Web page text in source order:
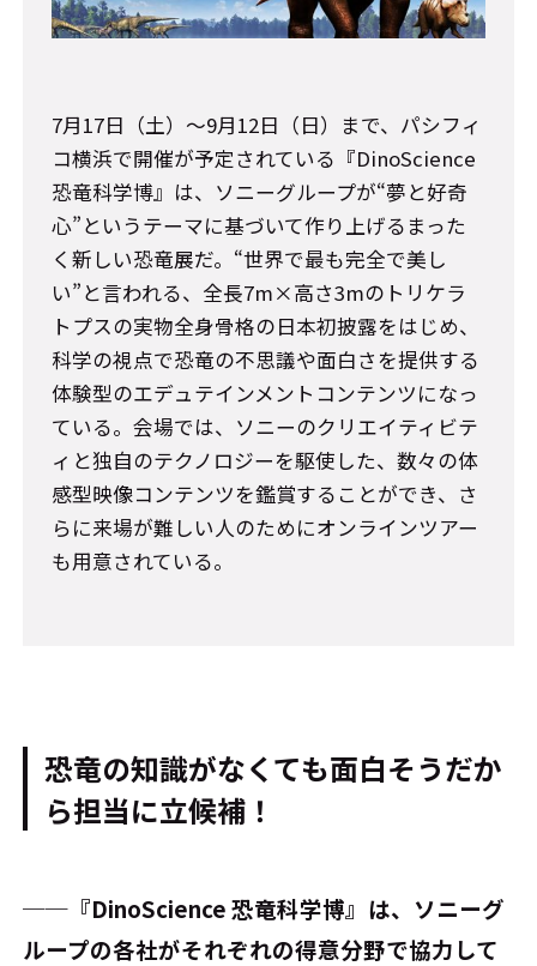
7月17日（土）～9月12日（日）まで、パシフィ
コ横浜で開催が予定されている『DinoScience
恐竜科学博』は、ソニーグループが“夢と好奇
心”というテーマに基づいて作り上げるまった
く新しい恐竜展だ。“世界で最も完全で美し
い”と言われる、全長7m×高さ3mのトリケラ
トプスの実物全身骨格の日本初披露をはじめ、
科学の視点で恐竜の不思議や面白さを提供する
体験型のエデュテインメントコンテンツになっ
ている。会場では、ソニーのクリエイティビテ
ィと独自のテクノロジーを駆使した、数々の体
感型映像コンテンツを鑑賞することができ、さ
らに来場が難しい人のためにオンラインツアー
も用意されている。
恐竜の知識がなくても面白そうだか
ら担当に立候補！
──『DinoScience 恐竜科学博』は、ソニーグ
ループの各社がそれぞれの得意分野で協力して